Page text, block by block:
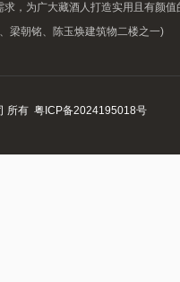
，为广大藏酒人打造实用且有颜值
梁朝铭、陈玉焕建筑物二楼之一)
所有 粤ICP备2024195018号